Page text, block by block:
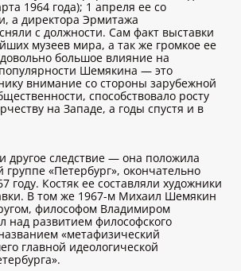
1964 года); 1 апреля ее со
а директора Эрмитажа
с должности. Сам факт выставки
музеев мира, а так же громкое ее
большое влияние на
Шемякина — это
внимание со стороны зарубежной
способствовало росту
на Западе, а годы спустя и в
другое следствие — она положила
группе «Петербург», окончательно
году. Костяк ее составляли художники
В том же 1967-м Михаил Шемякин
философом Владимиром
над развитием философского
«метафизический
главной идеологической